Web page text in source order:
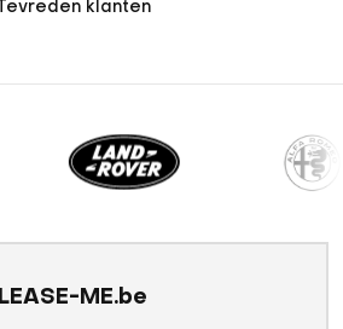
Tevreden klanten
LEASE-ME.be